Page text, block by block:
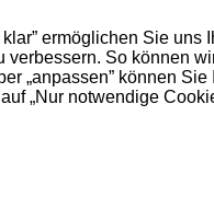
klar” ermöglichen Sie
verbessern. So können
„anpassen” können
„Nur notwendige